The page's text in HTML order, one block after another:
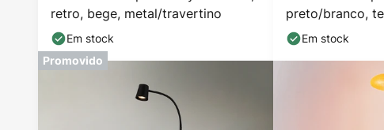
retro, bege, metal/travertino
Em stock
preto/branco,
cmEm stock
Promovido